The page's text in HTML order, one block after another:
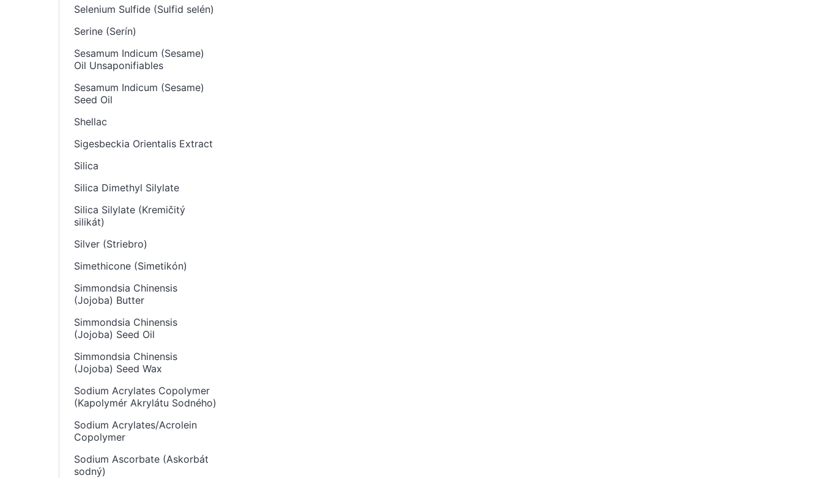
Selenium Sulfide (Sulfid selén)
Serine (Serín)
Sesamum Indicum (Sesame)
Oil Unsaponifiables
Sesamum Indicum (Sesame)
Seed Oil
Shellac
Sigesbeckia Orientalis Extract
Silica
Silica Dimethyl Silylate
Silica Silylate (Kremičitý
silikát)
Silver (Striebro)
Simethicone (Simetikón)
Simmondsia Chinensis
(Jojoba) Butter
Simmondsia Chinensis
(Jojoba) Seed Oil
Simmondsia Chinensis
(Jojoba) Seed Wax
Sodium Acrylates Copolymer
(Kapolymér Akrylátu Sodného)
Sodium Acrylates/Acrolein
Copolymer
Sodium Ascorbate (Askorbát
sodný)